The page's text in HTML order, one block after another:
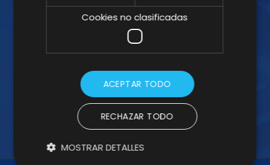
¡ÚNETE A LA NEWSLETTER!
Suscríbete a nuestra Newsletter y no te
pierdas nuestros insights
Cookies no clasificadas
ACEPTAR TODO
RECHAZAR TODO
MOSTRAR DETALLES